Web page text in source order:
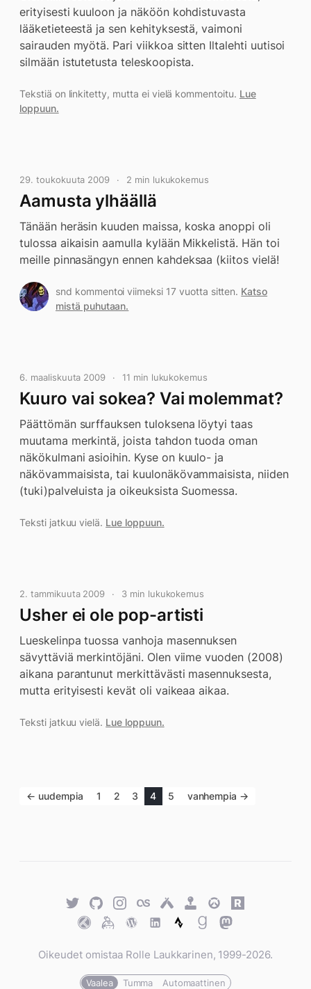
erityisesti kuuloon ja näköön kohdistuvasta
lääketieteestä ja sen kehityksestä, vaimoni
sairauden myötä. Pari viikkoa sitten Iltalehti uutisoi
silmään istutetusta teleskoopista.
Tekstiä on linkitetty, mutta ei vielä kommentoitu. Lue
loppuun.
29. toukokuuta 2009 2 min lukukokemus
Aamusta ylhäällä
Tänään heräsin kuuden maissa, koska anoppi oli
tulossa aikaisin aamulla kylään Mikkelistä. Hän toi
meille pinnasängyn ennen kahdeksaa (kiitos vielä!
snd kommentoi viimeksi 17 vuotta sitten. Katso
mistä puhutaan.
6. maaliskuuta 2009 11 min lukukokemus
Kuuro vai sokea? Vai molemmat?
Päättömän surffauksen tuloksena löytyi taas
muutama merkintä, joista tahdon tuoda oman
näkökulmani asioihin. Kyse on kuulo- ja
näkövammaisista, tai kuulonäkövammaisista, niiden
(tuki)palveluista ja oikeuksista Suomessa.
Teksti jatkuu vielä. Lue loppuun.
2. tammikuuta 2009 3 min lukukokemus
Usher ei ole pop-artisti
Lueskelinpa tuossa vanhoja masennuksen
sävyttäviä merkintöjäni. Olen viime vuoden (2008)
aikana parantunut merkittävästi masennuksesta,
mutta erityisesti kevät oli vaikeaa aikaa.
Teksti jatkuu vielä. Lue loppuun.
← uudempia 1 2 3 4 5 vanhempia →
TwitterGitHubTwitterLast.fmUntappd
Retro
Achievements
Overwatch
Rawg.io
TraktKeybaseWordPress
WordPress
StravaGoodreads
Mastodon
Oikeudet omistaa Rolle Laukkarinen, 1999-2026.
Vaalea Tumma Automaattinen